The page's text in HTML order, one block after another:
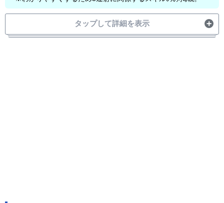
wave3
スキル2,宝具
タップして詳細を表示